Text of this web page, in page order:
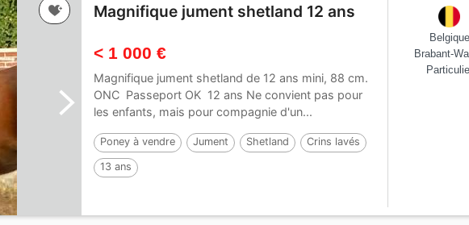
Magnifique jument shetland 12 ans
< 1 000 €
Magnifique jument shetland de 12 ans mini, 88 cm.
ONC Passeport OK 12 ans Ne convient pas pour
les enfants, mais pour compagnie d'un...
Poney à vendre Jument Shetland Crins lavés
13 ans
Belgique
Brabant-